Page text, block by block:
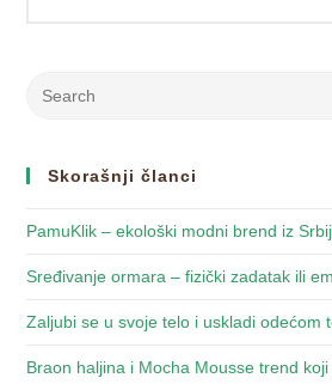
Skorašnji članci
PamuKlik – ekološki modni brend iz
Sređivanje ormara – fizički zadatak ili
Zaljubi se u svoje telo i uskladi odećom
Braon haljina i Mocha Mousse trend